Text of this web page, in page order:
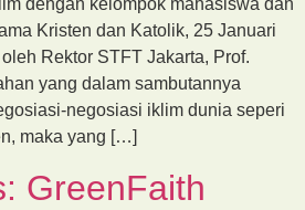
Kristen dan Katolik, 25 Januari
Rektor STFT Jakarta, Prof.
yang dalam sambutannya
negosiasi iklim dunia seperi
maka yang […]
GreenFaith